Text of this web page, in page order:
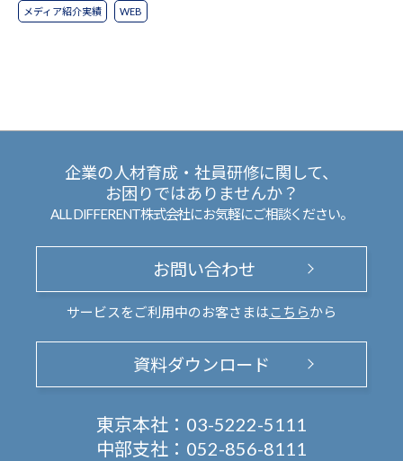
メディア紹介実績 WEB
企業の人材育成・社員研修に関して、
お困りではありませんか？
ALL DIFFERENT株式会社にお気軽にご相談ください。
お問い合わせ
サービスをご利用中のお客さまは こちらから
資料ダウンロード
東京本社： 03-5222-5111
中部支社： 052-856-8111